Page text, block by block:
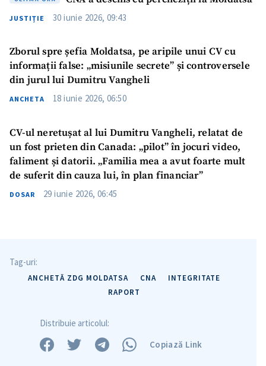
JUSTIȚIE 30 iunie 2026, 09:43
Zborul spre șefia Moldatsa, pe aripile unui CV cu
informații false: „misiunile secrete” și controversele
din jurul lui Dumitru Vangheli
ANCHETA 18 iunie 2026, 06:50
CV-ul neretușat al lui Dumitru Vangheli, relatat de
un fost prieten din Canada: „pilot” în jocuri video,
faliment și datorii. „Familia mea a avut foarte mult
de suferit din cauza lui, în plan financiar”
DOSAR 29 iunie 2026, 06:45
Tag-uri:
ANCHETĂ ZDG MOLDATSA CNA
INTEGRITATE
RAPORT
Distribuie articolul:
Copiază Link
ȘTIREA MEA
Link media
Mesajul știrei
+ Mesajul știrei